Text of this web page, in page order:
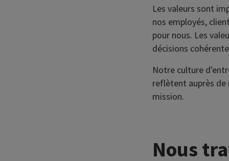
Les valeurs sont
nos employés,
pour nous. Les
décisions
Notre culture
reflètent auprès
mission.
Nous